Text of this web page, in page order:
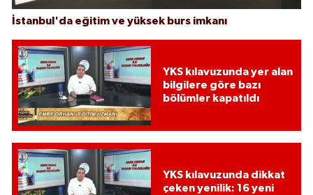
İstanbul'da eğitim ve yüksek burs imkanı
YKS kılavuzunda yer alan
bilgilere göre bazı
bölümler kapatıldı
YKS kılavuzunda dikkat
çeken yenilik: 16 yeni